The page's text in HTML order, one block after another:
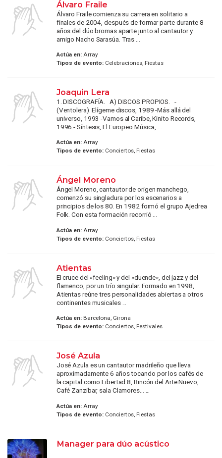
Álvaro Fraile
Álvaro Fraile comienza su carrera en solitario a
finales de 2004, después de formar parte durante 8
años del dúo bromas aparte junto al cantautor y
amigo Nacho Sarasúa. Tras ...
Actúa en:Array
Tipos de evento:Celebraciones, Fiestas
Joaquin Lera
1. DISCOGRAFÍA. A) DISCOS PROPIOS. -
(Ventolera). Elígeme discos, 1989 -Más allá del
universo, 1993 -Vamos al Caribe, Kinito Records,
1996 - Síntesis, El Europeo Música, ...
Actúa en:Array
Tipos de evento:Conciertos, Fiestas
Ángel Moreno
Ángel Moreno, cantautor de origen manchego,
comenzó su singladura por los escenarios a
principios de los 80. En 1982 formó el grupo Ajedrea
Folk. Con esta formación recorrió ...
Actúa en:Array
Tipos de evento:Conciertos, Fiestas
Atientas
El cruce del «feeling» y del «duende», del jazz y del
flamenco, por un trío singular. Formado en 1998,
Atientas reúne tres personalidades abiertas a otros
continentes musicales ...
Actúa en:Barcelona, Girona
Tipos de evento:Conciertos, Festivales
José Azula
José Azula es un cantautor madrileño que lleva
aproximadamente 6 años tocando por los cafés de
la capital como Libertad 8, Rincón del Arte Nuevo,
Café Zanzibar, sala Clamores... ...
Actúa en:Array
Tipos de evento:Conciertos, Fiestas
Manager para dúo acústico